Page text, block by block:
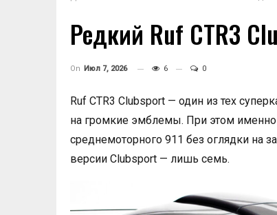
Редкий Ruf CTR3
On Июл 7, 2026 6 0
Ruf CTR3 Clubsport — один из тех
на громкие эмблемы. При этом
среднемоторного 911 без оглядки на
версии Clubsport — лишь семь.